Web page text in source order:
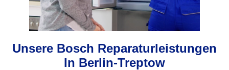
Unsere Bosch Reparaturleistungen
In Berlin-Treptow